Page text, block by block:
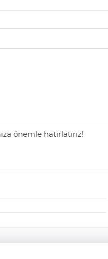
önemle hatırlatırız!